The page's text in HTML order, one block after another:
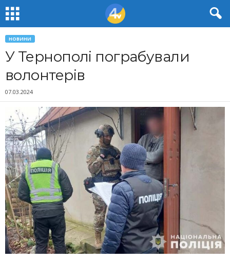
НОВИНИ
У Тернополі пограбували
волонтерів
07.03.2024